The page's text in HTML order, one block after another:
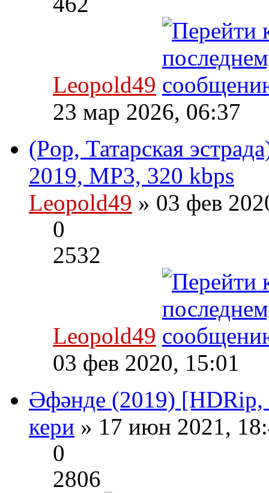
Leopold49
23 мар 2026, 06:37
(Pop, Татарская
2019, MP3, 320 kbps
Leopold49 » 03 фев
0
2532
Leopold49
03 фев 2020, 15:01
Әфәнде (2019)
кери » 17 июн 2021,
0
2806